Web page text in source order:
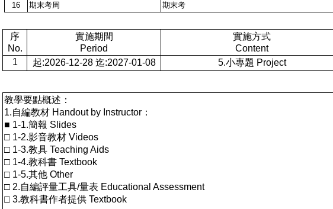
16
期末考周 期末考
序
No.
實施期間
Period
實施方式
Content
1
起:2026-12-28 迄:2027-01-08 5.小專題 Project
教學要點概述：
1.自編教材 Handout by Instructor：
■ 1-1.簡報 Slides
□ 1-2.影音教材 Videos
□ 1-3.教具 Teaching Aids
□ 1-4.教科書 Textbook
□ 1-5.其他 Other
□ 2.自編評量工具/量表 Educational Assessment
□ 3.教科書作者提供 Textbook